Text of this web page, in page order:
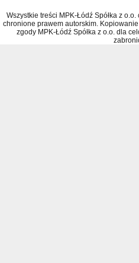
Wszystkie treści MPK-Łódź Spółka z
chronione prawem autorskim.
zgody MPK-Łódź Spółka z o.o. dla